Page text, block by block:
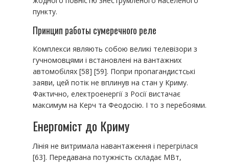
пункту.
Принцип работы сумеречного реле
Комплекси являють собою великі телевізори з
гучномовцями і встановлені на вантажних
автомобілях [58] [59]. Попри пропагандистські
заяви, цей потік не вплинув на стан у Криму.
Фактично, електроенергії з Росії вистачає
максимум на Керч та Феодосію. І то з перебоями.
Енергоміст до Криму
Лінія не витримала навантаження і перегрілася
[63]. Передавана потужність складає МВт,